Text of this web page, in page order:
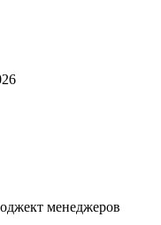
менеджеров